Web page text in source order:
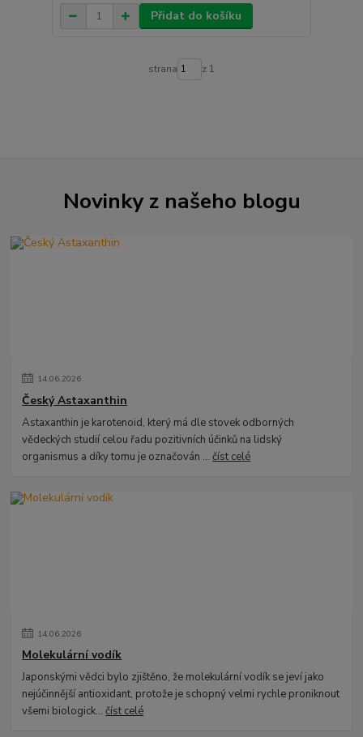
Přidat do košíku
strana z 1
Novinky z našeho blogu
14.06.2026
Český Astaxanthin
Astaxanthin je karotenoid, který má dle stovek odborných
vědeckých studií celou řadu pozitivních účinků na lidský
organismus a díky tomu je označován ...číst celé
14.06.2026
Molekulární vodík
Japonskými vědci bylo zjištěno, že molekulární vodík se jeví jako
nejúčinnější antioxidant, protože je schopný velmi rychle proniknout
všemi biologick...číst celé